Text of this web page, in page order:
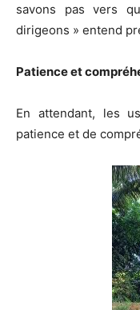
savons pas vers
dirigeons » entend
Patience et
En attendant, les
patience et de